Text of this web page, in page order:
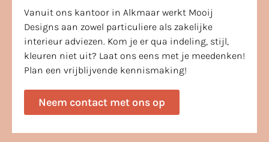
Vanuit ons kantoor in Alkmaar werkt Mooij
Designs aan zowel particuliere als zakelijke
interieur adviezen. Kom je er qua indeling, stijl,
kleuren niet uit? Laat ons eens met je meedenken!
Plan een vrijblijvende kennismaking!
Neem contact met ons op